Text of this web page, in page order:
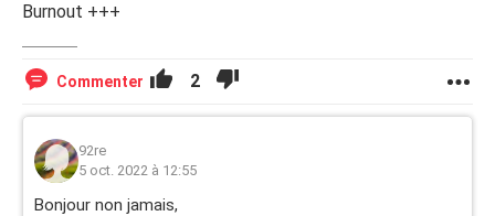
Burnout +++
Commenter 2
92re
5 oct. 2022 à 12:55
Bonjour non jamais,